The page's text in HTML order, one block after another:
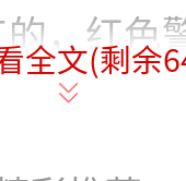
，红色
全文(剩余